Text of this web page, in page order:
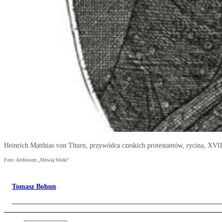
Heinrich Matthias von Thurn, przywódca czeskich protestantów, rycina,
Foto: Archiwum „Mówią Wieki"
Tomasz Bohun